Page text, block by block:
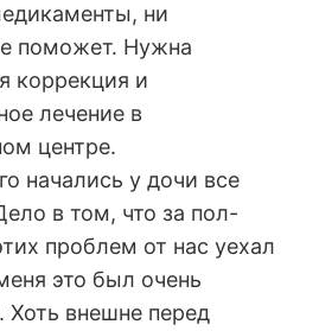
ни
поможет. Нужна
коррекция и
лечение в
центре.
начались у дочи все
в том, что за пол-
проблем от нас уехал
это был очень
Хоть внешне перед